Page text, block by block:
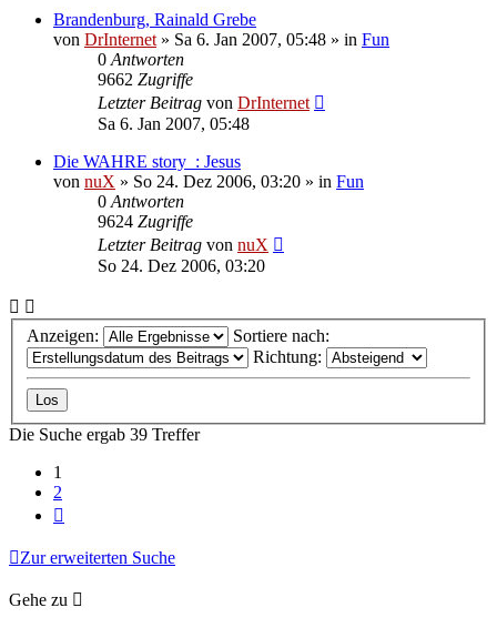
Brandenburg, Rainald Grebe
von DrInternet » Sa 6. Jan 2007, 05:48 » in Fun
0 Antworten
9662 Zugriffe
Letzter Beitrag von DrInternet
Sa 6. Jan 2007, 05:48
Die WAHRE story_: Jesus
von nuX » So 24. Dez 2006, 03:20 » in Fun
0 Antworten
9624 Zugriffe
Letzter Beitrag von nuX
So 24. Dez 2006, 03:20
Anzeigen:
Sortiere nach:
Richtung:
Die Suche ergab 39 Treffer
1
2
Zur erweiterten Suche
Gehe zu